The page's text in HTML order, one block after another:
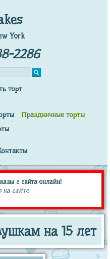
York
2286
торт
Праздничные торты
с сайта онлайн!
на сайте
на 15 лет